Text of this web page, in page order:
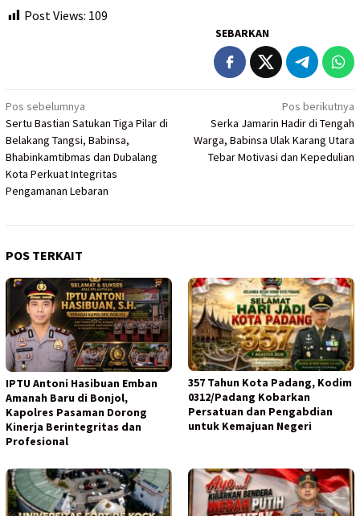
Post Views: 109
SEBARKAN
Navigasi
pos
Pos sebelumnya
Sertu Bastian Satukan Tiga Pilar di
Belakang Tangsi, Babinsa,
Bhabinkamtibmas dan Dubalang
Kota Perkuat Integritas
Pengamanan Lebaran
Pos berikutnya
Serka Jamarin Hadir di Tengah
Warga, Babinsa Ulak Karang Utara
Tebar Motivasi dan Kepedulian
POS TERKAIT
IPTU Antoni Hasibuan Emban
Amanah Baru di Bonjol,
Kapolres Pasaman Dorong
Kinerja Berintegritas dan
Profesional
357 Tahun Kota Padang, Kodim
0312/Padang Kobarkan
Persatuan dan Pengabdian
untuk Kemajuan Negeri